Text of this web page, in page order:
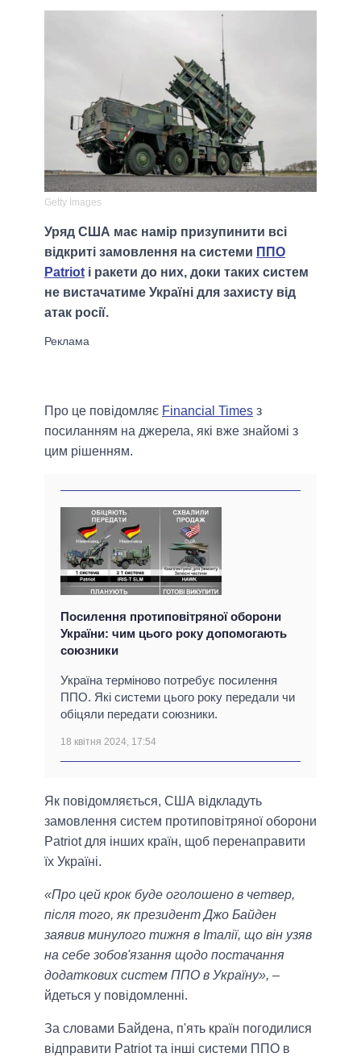
Getty Images
Уряд США має намір призупинити всі
відкриті замовлення на системи ППО
Patriot і ракети до них, доки таких систем
не вистачатиме Україні для захисту від
атак росії.
Про це повідомляє Financial Times з
посиланням на джерела, які вже знайомі з
цим рішенням.
Посилення протиповітряної оборони
України: чим цього року допомогають
союзники
Україна терміново потребує посилення
ППО. Які системи цього року передали чи
обіцяли передати союзники.
18 квітня 2024, 17:54
Як повідомляється, США відкладуть
замовлення систем протиповітряної оборони
Patriot для інших країн, щоб перенаправити
їх Україні.
«Про цей крок буде оголошено в четвер,
після того, як президент Джо Байден
заявив минулого тижня в Італії, що він узяв
на себе зобов'язання щодо постачання
додаткових систем ППО в Україну», –
йдеться у повідомленні.
За словами Байдена, п'ять країн погодилися
відправити Patriot та інші системи ППО в